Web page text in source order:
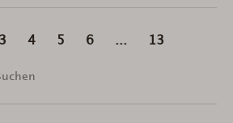
3 4 5 6 ... 13